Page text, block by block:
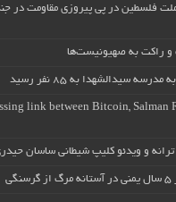
ملت فلسطین در پی پیروزی مقاومت در
سیدالشهدا به ۸۵ نفر رسید
link between Bitcoin, Salman
ترانه و ویدئو کلیپ شیطانی ساسان